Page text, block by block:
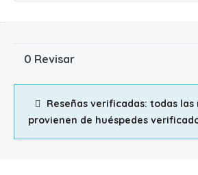
0 Revisar
Reseñas verificadas: todas las
provienen de huéspedes